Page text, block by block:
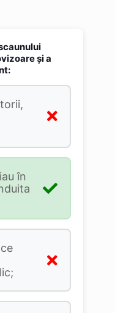
şi a
în